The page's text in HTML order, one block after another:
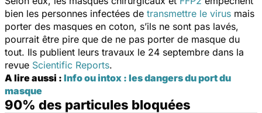
bien les personnes infectées de transmettre le virus mais
porter des masques en coton, s’ils ne sont pas lavés,
pourrait être pire que de ne pas porter de masque du
tout. Ils publient leurs travaux le 24 septembre dans la
revue Scientific Reports.
A lire aussi : Info ou intox : les dangers du port du
masque
90% des particules bloquées